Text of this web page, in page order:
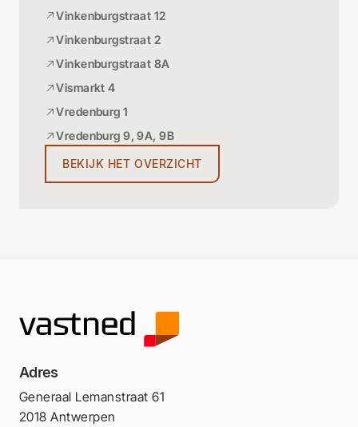
Vinkenburgstraat 12
Vinkenburgstraat 2
Vinkenburgstraat 8A
Vismarkt 4
Vredenburg 1
Vredenburg 9, 9A, 9B
BEKIJK HET OVERZICHT
Adres
Generaal Lemanstraat 61
2018 Antwerpen